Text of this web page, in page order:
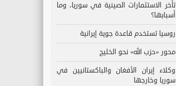
تأخر الاستثمارات الصينية في سوريا، وما
أسبابها؟
روسيا تستخدم قاعدة جوية إيرانية
محور «حزب الله» نحو الخليج
وكلاء إيران الأفغان والباكستانيين في
سوريا وخارجها